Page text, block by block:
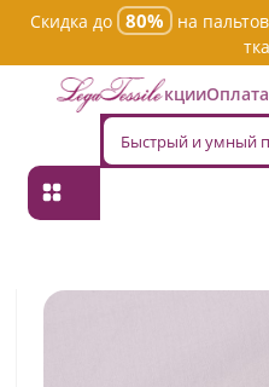
Скидка до 80%
на
Акции
Главная